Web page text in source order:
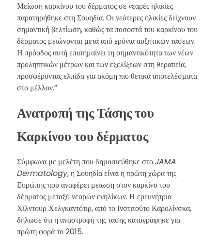
Μείωση καρκίνου του δέρματος σε νεαρές ηλικίες
παρατηρήθηκε στη Σουηδία. Οι νεότερες ηλικίες δείχνουν
σημαντική βελτίωση, καθώς τα ποσοστά του καρκίνου του
δέρματος μειώνονται μετά από χρόνια αυξητικών τάσεων.
Η πρόοδος αυτή επισημαίνει τη σημαντικότητα των νέων
προληπτικών μέτρων και των εξελίξεων στη θεραπεία,
προσφέροντας ελπίδα για ακόμη πιο θετικά αποτελέσματα
στο μέλλον.”
Ανατροπή της Τάσης του
Καρκίνου του δέρματος
Σύμφωνα με μελέτη που δημοσιεύθηκε στοJAMA
Dermatology, η Σουηδία είναι η πρώτη χώρα της
Ευρώπης που αναφέρει μείωση στον καρκίνο του
δέρματος μεταξύ νεαρών ενηλίκων. Η ερευνήτρια
Χίλντουρ Χελγκαντότιρ, από το Ινστιτούτο Καρολίνσκα,
δήλωσε ότι η αναστροφή της τάσης καταγράφηκε για
πρώτη φορά το 2015.